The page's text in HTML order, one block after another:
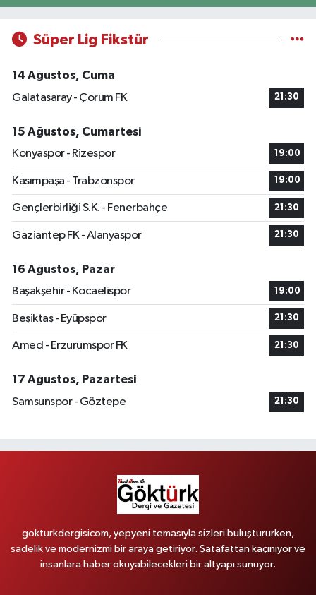
Süper Lig Fikstür
14 Ağustos, Cuma
Galatasaray - Çorum FK
21:30
15 Ağustos, Cumartesi
Konyaspor - Rizespor
19:00
Kasımpaşa - Trabzonspor 19:00
Gençlerbirliği S.K. - Fenerbahçe 21:30
Gaziantep FK - Alanyaspor 21:30
16 Ağustos, Pazar
Başakşehir - Kocaelispor
19:00
Beşiktaş - Eyüpspor 21:30
Amed - Erzurumspor FK 21:30
17 Ağustos, Pazartesi
Samsunspor - Göztepe
21:30
gokturkdergisicom, yepyeni temasıyla sizleri buluştururken,
sadelik ve modernizmi bir araya getiriyor. Şatafattan kaçınıyor ve
insanlara haber okuyabilecekleri bir altyapı sunuyor.